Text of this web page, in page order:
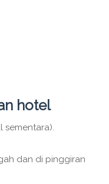
hotel
sementara).
dan di pinggiran